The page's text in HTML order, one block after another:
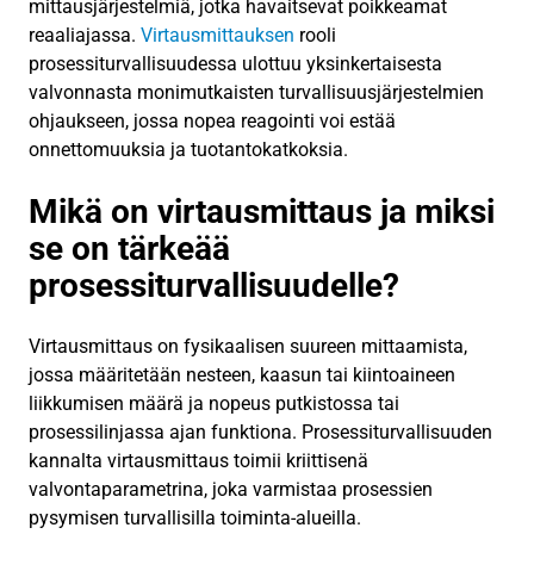
mittausjärjestelmiä, jotka havaitsevat poikkeamat
reaaliajassa. Virtausmittauksen rooli
prosessiturvallisuudessa ulottuu yksinkertaisesta
valvonnasta monimutkaisten turvallisuusjärjestelmien
ohjaukseen, jossa nopea reagointi voi estää
onnettomuuksia ja tuotantokatkoksia.
Mikä on virtausmittaus ja miksi
se on tärkeää
prosessiturvallisuudelle?
Virtausmittaus on fysikaalisen suureen mittaamista,
jossa määritetään nesteen, kaasun tai kiintoaineen
liikkumisen määrä ja nopeus putkistossa tai
prosessilinjassa ajan funktiona. Prosessiturvallisuuden
kannalta virtausmittaus toimii kriittisenä
valvontaparametrina, joka varmistaa prosessien
pysymisen turvallisilla toiminta-alueilla.